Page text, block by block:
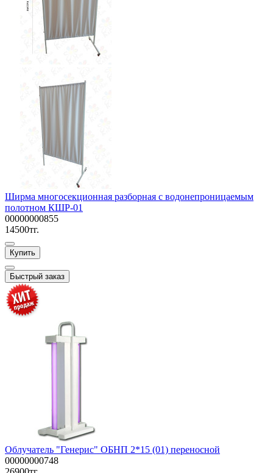
Ширма многосекционная разборная с водонепроницаемым
полотном КШР-01
00000000855
14500тг.
Купить
Быстрый заказ
Облучатель "Генерис" ОБНП 2*15 (01) переносной
00000000748